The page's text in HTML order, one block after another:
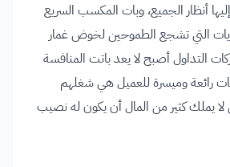
أنظار الجميع، وبات المكسب السريع
التي تشجع الطموحين لخوض غمار
التداول أصبح لا يعد باتت المنافسة
رائعة وميسرة للعميل هي شغلهم
لا يملك كثير من المال أن يكون له نصيب